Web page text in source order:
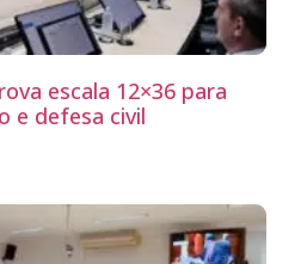
escala 12×36 para
e defesa civil